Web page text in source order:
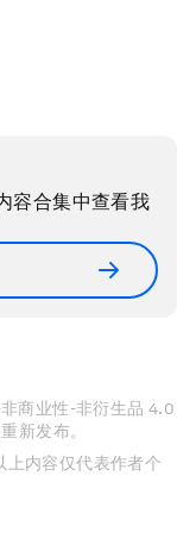
容合集中查看我
商业性-非衍生品 4.0
新发布。
上内容仅代表作者个